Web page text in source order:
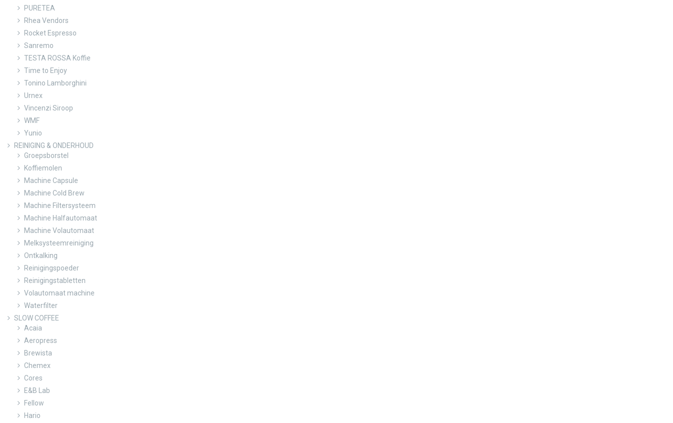
PURETEA
Rhea Vendors
Rocket Espresso
Sanremo
TESTA ROSSA Koffie
Time to Enjoy
Tonino Lamborghini
Urnex
Vincenzi Siroop
WMF
Yunio
REINIGING & ONDERHOUD
Groepsborstel
Koffiemolen
Machine Capsule
Machine Cold Brew
Machine Filtersysteem
Machine Halfautomaat
Machine Volautomaat
Melksysteemreiniging
Ontkalking
Reinigingspoeder
Reinigingstabletten
Volautomaat machine
Waterfilter
SLOW COFFEE
Acaia
Aeropress
Brewista
Chemex
Cores
E&B Lab
Fellow
Hario